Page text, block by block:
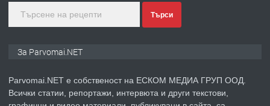
преди 1 година
Търси
За Parvomai.NET
Parvomai.NET е собственост на ЕСКОМ МЕДИА ГРУП ООД.
Всички статии, репортажи, интервюта и други текстови,